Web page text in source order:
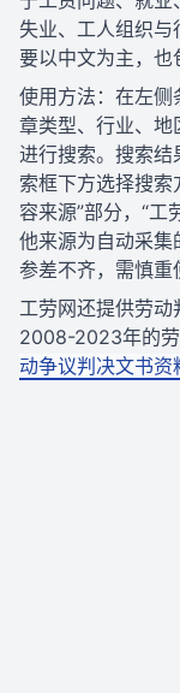
失业、工人组织与
要以中文为主，也
使用方法：在左
章类型、行业、地
进行搜索。搜索结
索框下方选择搜索
容来源”部分，“工
他来源为自动采集
参差不齐，需慎重
工劳网还提供劳动
2008-2023年的劳
动争议判决文书资